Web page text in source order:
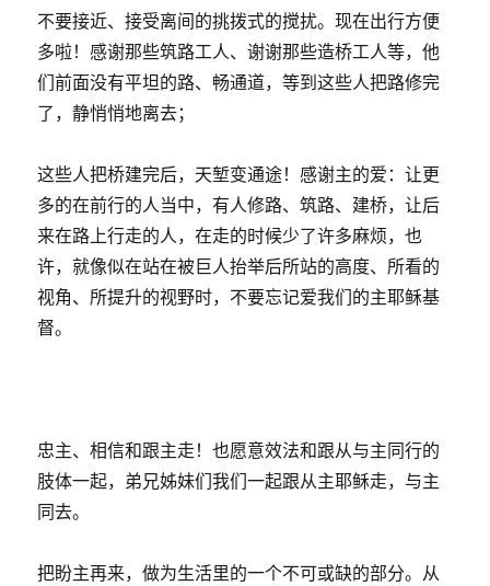
不要接近、接受离间的挑拨式的搅扰。现在出行方便
多啦！感谢那些筑路工人、谢谢那些造桥工人等，他
们前面没有平坦的路、畅通道，等到这些人把路修完
了，静悄悄地离去；
这些人把桥建完后，天堑变通途！感谢主的爱：让更
多的在前行的人当中，有人修路、筑路、建桥，让后
来在路上行走的人，在走的时候少了许多麻烦，也
许，就像似在站在被巨人抬举后所站的高度、所看的
视角、所提升的视野时，不要忘记爱我们的主耶稣基
督。
忠主、相信和跟主走！也愿意效法和跟从与主同行的
肢体一起，弟兄姊妹们我们一起跟从主耶稣走，与主
同去。
把盼主再来，做为生活里的一个不可或缺的部分。从